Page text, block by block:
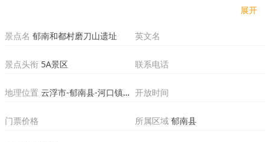
展开
景点名 郁南和都村磨刀山遗址 英文名
景点头衔 5A景区 联系电话
地理位置 云浮市-郁南县-河口镇和都村 开放时间
门票价格 所属区域 郁南县